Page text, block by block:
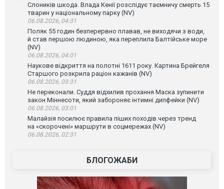
Слоників шкода. Влада Кенії розслідує таємничу смерть 15
тварин у національному парку (NV)
06.08.2026, 04:31
Поляк 55 годин безперервно плавав, не виходячи з води,
й став першою людиною, яка переплила Балтійське море
(NV)
06.08.2026, 04:01
Наукове відкриття на полотні 1611 року. Картина Брейгеля
Старшого розкрила раціон кажанів (NV)
06.08.2026, 03:31
Не переконали. Суддя відхилив прохання Маска зупинити
закон Міннесоти, який забороняє інтимні дипфейки (NV)
06.08.2026, 03:01
Малайзія посилює правила піших походів через тренд
на «скорочені» маршрути в соцмережах (NV)
06.08.2026, 02:31
БЛОГОЖАБИ